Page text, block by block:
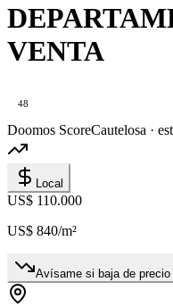
VENTA
48
Doomos ScoreCautelosa ·
Local
US$ 110.000
US$ 840/m²
Avísame si baja de precio